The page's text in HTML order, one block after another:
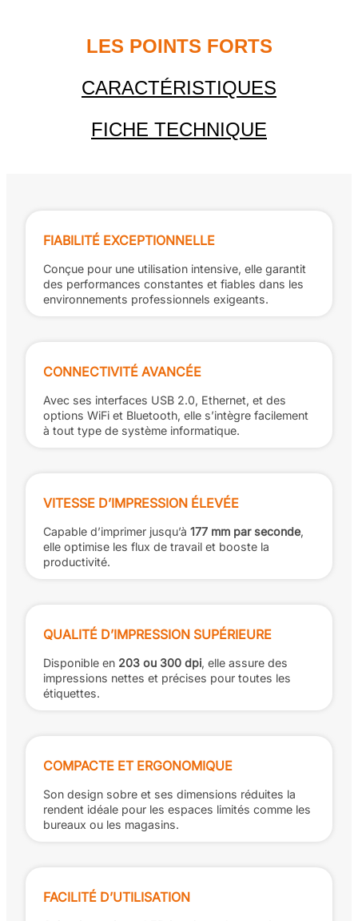
LES POINTS FORTS
CARACTÉRISTIQUES
FICHE TECHNIQUE
FIABILITÉ EXCEPTIONNELLE
Conçue pour une utilisation intensive, elle garantit
des performances constantes et fiables dans les
environnements professionnels exigeants.
CONNECTIVITÉ AVANCÉE
Avec ses interfaces USB 2.0, Ethernet, et des
options WiFi et Bluetooth, elle s’intègre facilement
à tout type de système informatique.
VITESSE D’IMPRESSION ÉLEVÉE
Capable d’imprimer jusqu’à 177 mm par seconde,
elle optimise les flux de travail et booste la
productivité.
QUALITÉ D’IMPRESSION SUPÉRIEURE
Disponible en 203 ou 300 dpi, elle assure des
impressions nettes et précises pour toutes les
étiquettes.
COMPACTE ET ERGONOMIQUE
Son design sobre et ses dimensions réduites la
rendent idéale pour les espaces limités comme les
bureaux ou les magasins.
FACILITÉ D’UTILISATION